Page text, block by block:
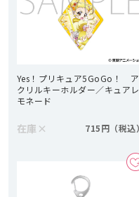
Yes！プリキュア5GoGo！ ア
クリルキーホルダー／キュアレ
モネード
在庫 × 715円